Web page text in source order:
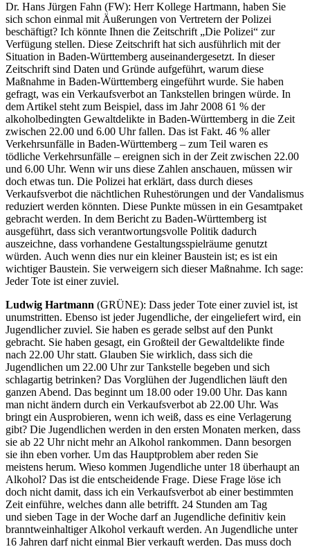
Dr. Hans Jürgen Fahn (FW): Herr Kollege Hartmann, haben Sie
sich schon einmal mit Äußerungen von Vertretern der Polizei
beschäftigt? Ich könnte Ihnen die Zeitschrift „Die Polizei“ zur
Verfügung stellen. Diese Zeitschrift hat sich ausführlich mit der
Situation in Baden-Württemberg auseinandergesetzt. In dieser
Zeitschrift sind Daten und Gründe aufgeführt, warum diese
Maßnahme in Baden-Württemberg eingeführt wurde. Sie haben
gefragt, was ein Verkaufsverbot an Tankstellen bringen würde. In
dem Artikel steht zum Beispiel, dass im Jahr 2008 61 % der
alkoholbedingten Gewaltdelikte in Baden-Württemberg in die Zeit
zwischen 22.00 und 6.00 Uhr fallen. Das ist Fakt. 46 % aller
Verkehrsunfälle in Baden-Württemberg – zum Teil waren es
tödliche Verkehrsunfälle – ereignen sich in der Zeit zwischen 22.00
und 6.00 Uhr. Wenn wir uns diese Zahlen anschauen, müssen wir
doch etwas tun. Die Polizei hat erklärt, dass durch dieses
Verkaufsverbot die nächtlichen Ruhestörungen und der Vandalismus
reduziert werden könnten. Diese Punkte müssen in ein Gesamtpaket
gebracht werden. In dem Bericht zu Baden-Württemberg ist
ausgeführt, dass sich verantwortungsvolle Politik dadurch
auszeichne, dass vorhandene Gestaltungsspielräume genutzt
würden. Auch wenn dies nur ein kleiner Baustein ist; es ist ein
wichtiger Baustein. Sie verweigern sich dieser Maßnahme. Ich sage:
Jeder Tote ist einer zuviel.
Ludwig Hartmann (GRÜNE): Dass jeder Tote einer zuviel ist, ist
unumstritten. Ebenso ist jeder Jugendliche, der eingeliefert wird, ein
Jugendlicher zuviel. Sie haben es gerade selbst auf den Punkt
gebracht. Sie haben gesagt, ein Großteil der Gewaltdelikte finde
nach 22.00 Uhr statt. Glauben Sie wirklich, dass sich die
Jugendlichen um 22.00 Uhr zur Tankstelle begeben und sich
schlagartig betrinken? Das Vorglühen der Jugendlichen läuft den
ganzen Abend. Das beginnt um 18.00 oder 19.00 Uhr. Das kann
man nicht ändern durch ein Verkaufsverbot ab 22.00 Uhr. Was
bringt ein Ausprobieren, wenn ich weiß, dass es eine Verlagerung
gibt? Die Jugendlichen werden in den ersten Monaten merken, dass
sie ab 22 Uhr nicht mehr an Alkohol rankommen. Dann besorgen
sie ihn eben vorher. Um das Hauptproblem aber reden Sie
meistens herum. Wieso kommen Jugendliche unter 18 überhaupt an
Alkohol? Das ist die entscheidende Frage. Diese Frage löse ich
doch nicht damit, dass ich ein Verkaufsverbot ab einer bestimmten
Zeit einführe, welches dann alle betrifft. 24 Stunden am Tag
und sieben Tage in der Woche darf an Jugendliche definitiv kein
branntweinhaltiger Alkohol verkauft werden. An Jugendliche unter
16 Jahren darf nicht einmal Bier verkauft werden. Das muss doch